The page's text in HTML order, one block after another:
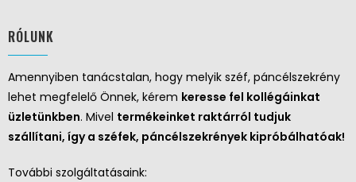
RÓLUNK
Amennyiben tanácstalan, hogy melyik széf, páncélszekrény
lehet megfelelő Önnek, kérem keresse fel kollégáinkat
üzletünkben. Mivel termékeinket raktárról tudjuk
szállítani, így a széfek, páncélszekrények kipróbálhatóak!
További szolgáltatásaink: